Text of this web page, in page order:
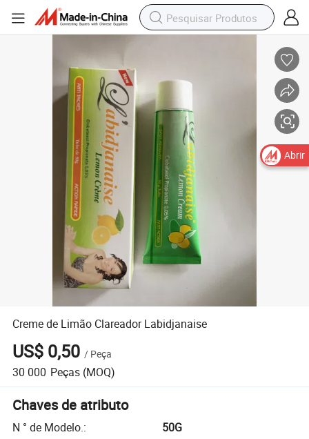
Creme de Limão Clareador Labidjanaise
US$ 0,50 / Peça
30 000 Peças (MOQ)
Chaves de atributo
N ° de Modelo.:
50G
Abrir